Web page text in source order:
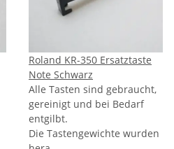
Roland KR-350 Ersatztaste
Note Schwarz
Alle Tasten sind gebraucht,
gereinigt und bei Bedarf
entgilbt.
Die Tastengewichte wurden